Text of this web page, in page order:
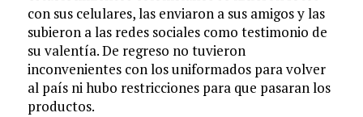
con sus celulares, las enviaron a sus amigos y las
subieron a las redes sociales como testimonio de
su valentía. De regreso no tuvieron
inconvenientes con los uniformados para volver
al país ni hubo restricciones para que pasaran los
productos.